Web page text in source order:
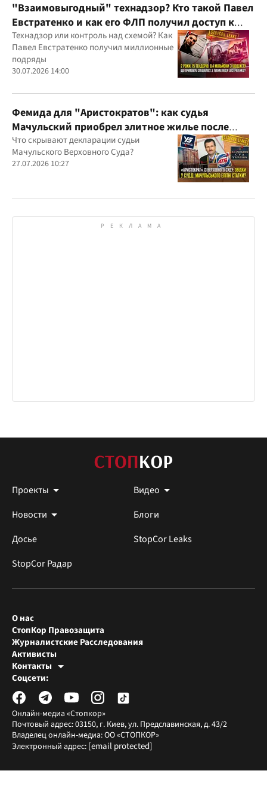
"Взаимовыгодный" технадзор? Кто такой Павел
Евстратенко и как его ФЛП получил доступ к
бюджетным миллионам?
Технадзор или контроль над схемой? Как
Павел Евстратенко получил миллионные
подряды
30.07.2026 14:00
Фемида для "Аристократов": как судья
Мачульский приобрел элитное жилье после
вердикта в пользу застройщика?
Что скрывают декларации судьи
Мачульского Верховного Суда?
27.07.2026 10:27
Проекты
Видео
Новости
Блоги
Досье
StopCor Leaks
StopCor Радар
Онлайн-медиа «Стопкор»
Почтовый адрес: 03150, г. Киев, ул. Предславинская, д. 43/2
Владелец онлайн-медиа: ОО «СТОПКОР»
Электронный адрес: [email protected]
О нас
СтопКор Правозащита
Журналистские Расследования
Активисты
Контакты
Редакция СтопКора
Журналисты-расследователи
Соцсети: